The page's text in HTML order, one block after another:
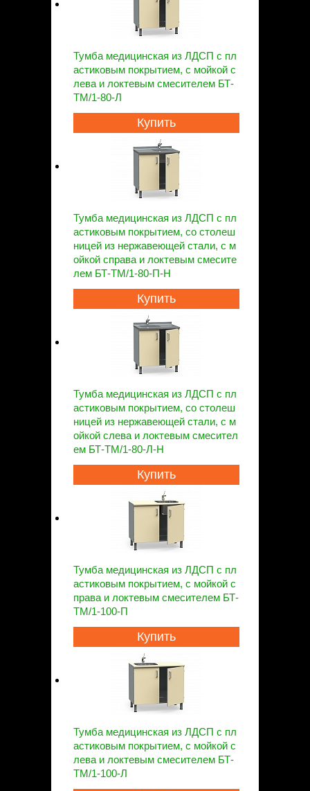
Тумба медицинская из ЛДСП с пл
астиковым покрытием, с мойкой с
лева и локтевым смесителем БТ-
ТМ/1-80-Л
Купить
Тумба медицинская из ЛДСП с пл
астиковым покрытием, со столеш
ницей из нержавеющей стали, с м
ойкой справа и локтевым смесите
лем БТ-ТМ/1-80-П-Н
Купить
Тумба медицинская из ЛДСП с пл
астиковым покрытием, со столеш
ницей из нержавеющей стали, с м
ойкой слева и локтевым смесител
ем БТ-ТМ/1-80-Л-Н
Купить
Тумба медицинская из ЛДСП с пл
астиковым покрытием, с мойкой с
права и локтевым смесителем БТ-
ТМ/1-100-П
Купить
Тумба медицинская из ЛДСП с пл
астиковым покрытием, с мойкой с
лева и локтевым смесителем БТ-
ТМ/1-100-Л